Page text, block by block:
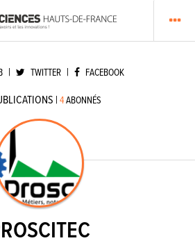
| TWITTER | FACEBOOK
| 4ABONNÉS